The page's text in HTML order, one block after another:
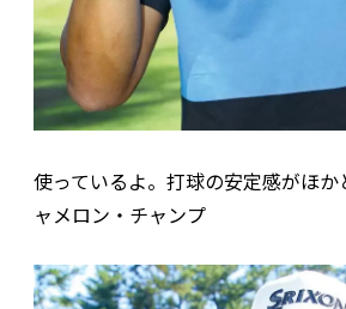
使っているよ。打球の安定感がほ
ャメロン・チャンプ